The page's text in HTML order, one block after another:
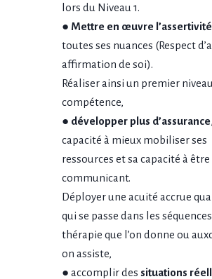
lors du Niveau 1.
● Mettre en œuvre l’assertivité
toutes ses nuances (Respect
affirmation de soi).
Réaliser ainsi un premier
compétence,
● développer plus d’assurance
capacité à mieux mobiliser ses
ressources et sa capacité à être
communicant.
Déployer une acuité accrue
qui se passe dans les
thérapie que l’on donne ou
on assiste,
● accomplir des situations